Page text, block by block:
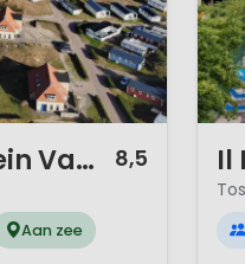
Vakantiepark Klein Vaarwater 8,5
Aan zee
Il